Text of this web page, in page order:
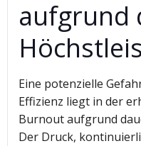
aufgrund
Eine potenzielle
Effizienz liegt in der
Burnout aufgrund
Der Druck,